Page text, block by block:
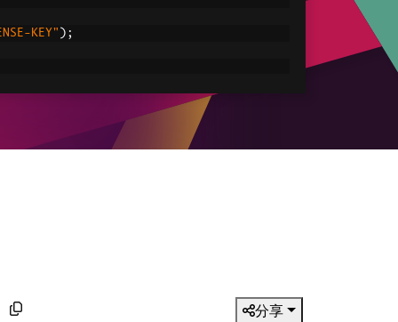
KEY" );
in myPdf as type PdfDocument;
"<h1> ~Hello World~ </h1
分享